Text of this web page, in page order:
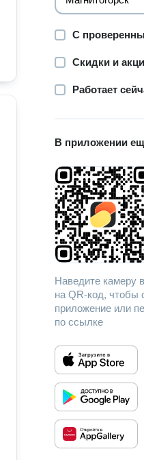
С
Скидки и
Работает
В приложении
Наведите камеру
на QR-код, чтобы
приложение или
по ссылке